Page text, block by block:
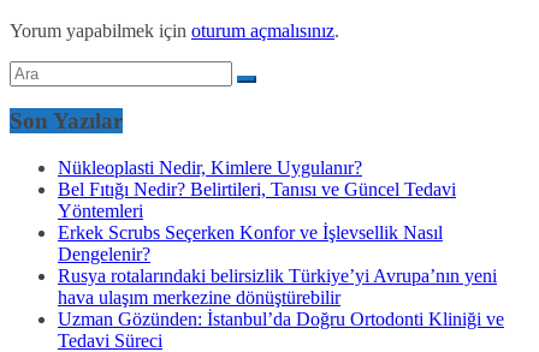
Yorum yapabilmek için oturum açmalısınız.
Son Yazılar
Nükleoplasti Nedir, Kimlere Uygulanır?
Bel Fıtığı Nedir? Belirtileri, Tanısı ve Güncel Tedavi
Yöntemleri
Erkek Scrubs Seçerken Konfor ve İşlevsellik Nasıl
Dengelenir?
Rusya rotalarındaki belirsizlik Türkiye’yi Avrupa’nın yeni
hava ulaşım merkezine dönüştürebilir
Uzman Gözünden: İstanbul’da Doğru Ortodonti Kliniği ve
Tedavi Süreci